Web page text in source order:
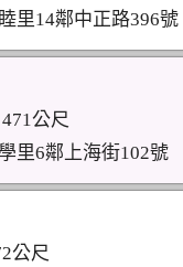
里14鄰中正路396號
公尺
里6鄰上海街102號
公尺